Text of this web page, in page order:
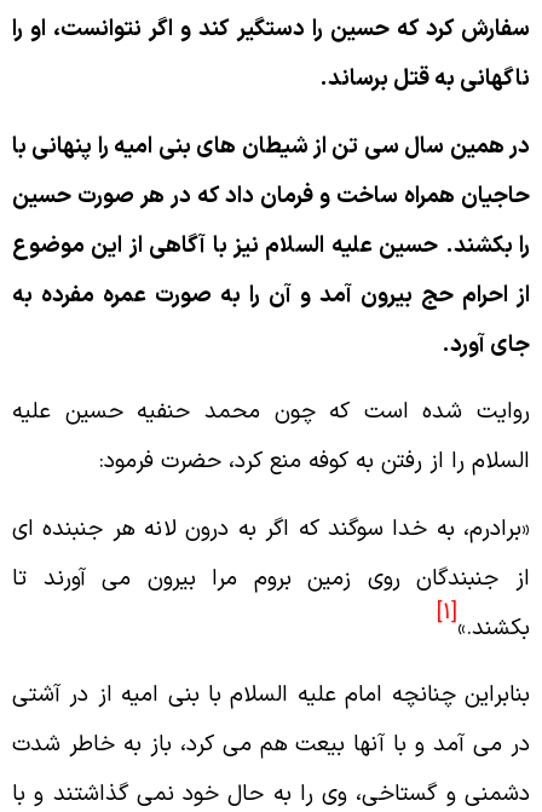
كرد كه حسين را دستگير كند و اگر نتوانست، او را
به قتل برساند.
همين سال سى تن از شيطان هاى بنى اميه را پنهانى با
همراه ساخت و فرمان داد كه در هر صورت حسين
بكشند. حسين عليه السلام نيز با آگاهى از اين موضوع
احرام حج بيرون آمد و آن را به صورت عمره مفرده به
آورد.
شده است كه چون محمد حنفيه حسين عليه
را از رفتن به كوفه منع كرد، حضرت فرمود:
به خدا سوگند كه اگر به درون لانه هر جنبنده اى
جنبندگان روى زمين بروم مرا بيرون مى آورند تا
چنانچه امام عليه السلام با بنى اميه از در آشتى
مى آمد و با آنها بيعت هم مى كرد، باز به خاطر شدت
و گستاخى، وى را به حال خود نمى گذاشتند و با